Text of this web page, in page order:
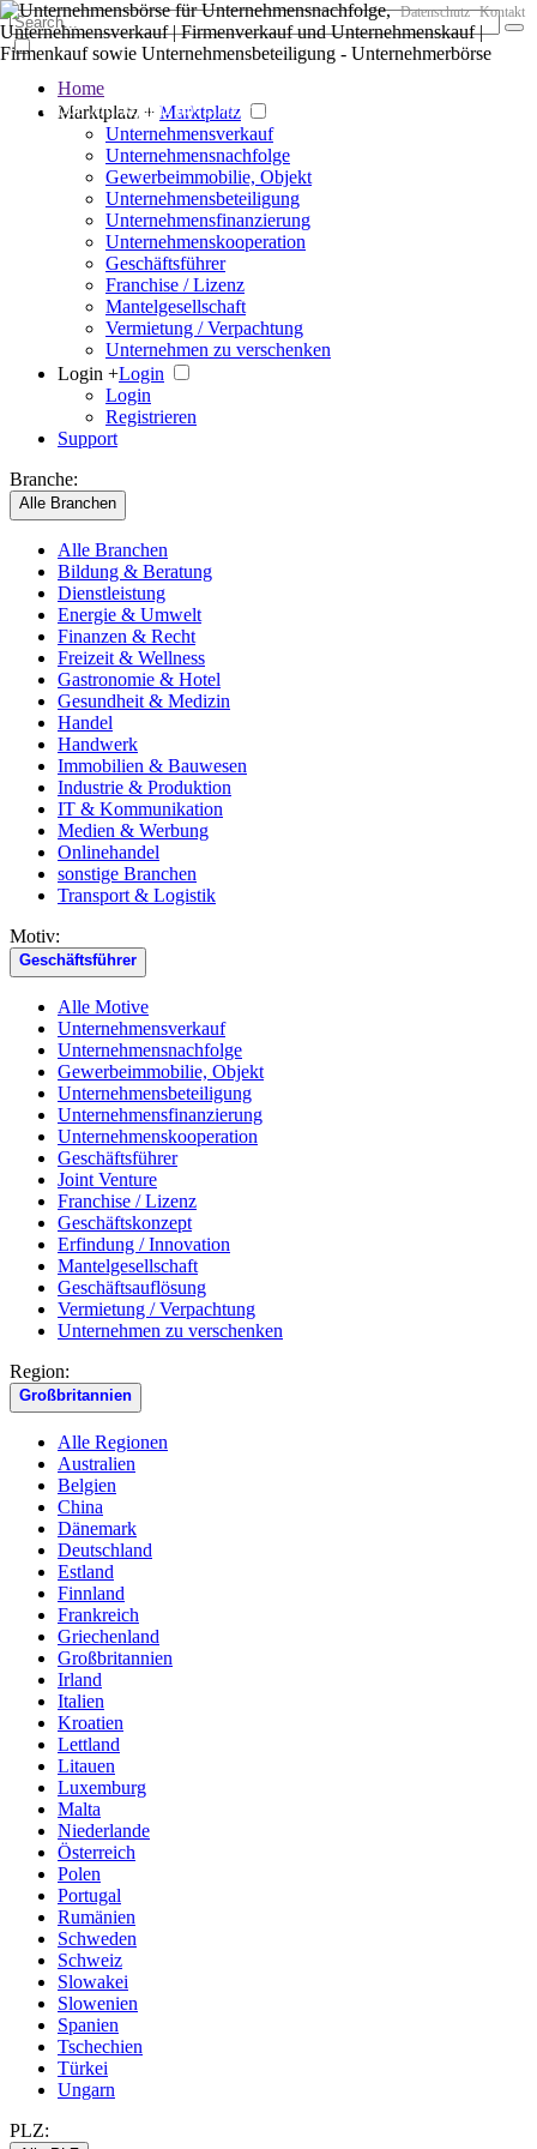
Der große Marktplatz für Unternehmen
Datenschutz Kontakt
Home
Marktplatz + Marktplatz
Unternehmensverkauf
Unternehmensnachfolge
Gewerbeimmobilie, Objekt
Unternehmensbeteiligung
Unternehmensfinanzierung
Unternehmenskooperation
Geschäftsführer
Franchise / Lizenz
Mantelgesellschaft
Vermietung / Verpachtung
Unternehmen zu verschenken
Login +Login
Login
Registrieren
Support
Branche:
Alle Branchen
Alle Branchen
Bildung & Beratung
Dienstleistung
Energie & Umwelt
Finanzen & Recht
Freizeit & Wellness
Gastronomie & Hotel
Gesundheit & Medizin
Handel
Handwerk
Immobilien & Bauwesen
Industrie & Produktion
IT & Kommunikation
Medien & Werbung
Onlinehandel
sonstige Branchen
Transport & Logistik
Motiv:
Geschäftsführer
Alle Motive
Unternehmensverkauf
Unternehmensnachfolge
Gewerbeimmobilie, Objekt
Unternehmensbeteiligung
Unternehmensfinanzierung
Unternehmenskooperation
Geschäftsführer
Joint Venture
Franchise / Lizenz
Geschäftskonzept
Erfindung / Innovation
Mantelgesellschaft
Geschäftsauflösung
Vermietung / Verpachtung
Unternehmen zu verschenken
Region:
Großbritannien
Alle Regionen
Australien
Belgien
China
Dänemark
Deutschland
Estland
Finnland
Frankreich
Griechenland
Großbritannien
Irland
Italien
Kroatien
Lettland
Litauen
Luxemburg
Malta
Niederlande
Österreich
Polen
Portugal
Rumänien
Schweden
Schweiz
Slowakei
Slowenien
Spanien
Tschechien
Türkei
Ungarn
PLZ: